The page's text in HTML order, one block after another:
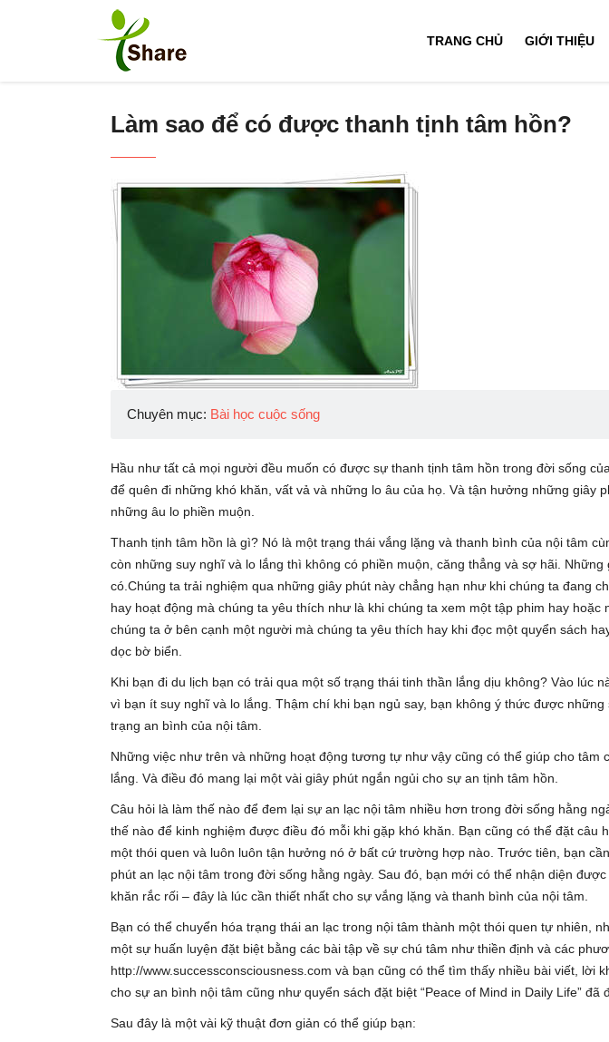
TRANG CHỦ GIỚI THIỆU
Làm sao để có được thanh tịnh tâm hồn?
Chuyên mục: Bài học cuộc sống
Hầu như tất cả mọi người đều muốn có được sự thanh tịnh tâm hồn trong đời sống
để quên đi những khó khăn, vất vả và những lo âu của họ. Và tận hưởng những giây
những âu lo phiền muộn.
Thanh tịnh tâm hồn là gì? Nó là một trạng thái vắng lặng và thanh bình của nội tâm
còn những suy nghĩ và lo lắng thì không có phiền muộn, căng thẳng và sợ hãi.
có.Chúng ta trải nghiệm qua những giây phút này chẳng hạn như khi chúng ta đang
hay hoạt động mà chúng ta yêu thích như là khi chúng ta xem một tập phim hay
chúng ta ở bên cạnh một người mà chúng ta yêu thích hay khi đọc một quyển sách
dọc bờ biển.
Khi bạn đi du lịch bạn có trải qua một số trạng thái tinh thần lắng dịu không? Vào lúc
vì bạn ít suy nghĩ và lo lắng. Thậm chí khi bạn ngủ say, bạn không ý thức được
trạng an bình của nội tâm.
Những việc như trên và những hoạt động tương tự như vậy cũng có thể giúp cho tâm
lắng. Và điều đó mang lại một vài giây phút ngắn ngủi cho sự an tịnh tâm hồn.
Câu hỏi là làm thế nào để đem lại sự an lạc nội tâm nhiều hơn trong đời sống hằng
thế nào để kinh nghiệm được điều đó mỗi khi gặp khó khăn. Bạn cũng có thể đặt câu
một thói quen và luôn luôn tận hưởng nó ở bất cứ trường hợp nào. Trước tiên, bạn
phút an lạc nội tâm trong đời sống hằng ngày. Sau đó, bạn mới có thể nhận diện
khăn rắc rối – đây là lúc cần thiết nhất cho sự vắng lặng và thanh bình của nội tâm.
Bạn có thể chuyển hóa trạng thái an lạc trong nội tâm thành một thói quen tự nhiên,
một sự huấn luyện đặt biệt bằng các bài tập về sự chú tâm như thiền định và các
http://www.successconsciousness.com và bạn cũng có thể tìm thấy nhiều bài viết, lời
cho sự an bình nội tâm cũng như quyển sách đặt biệt “Peace of Mind in Daily Life” đã
Sau đây là một vài kỹ thuật đơn giản có thể giúp bạn: